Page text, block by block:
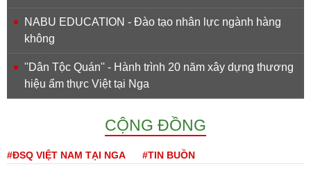
NABU EDUCATION - Đào tạo nhân lực ngành hàng
không
''Dân Tộc Quán'' - Hành trình 20 năm xây dựng thương
hiệu ẩm thực Việt tại Nga
CỘNG ĐỒNG
#ĐSQ VIỆT NAM TẠI NGA #TIN BUỒN